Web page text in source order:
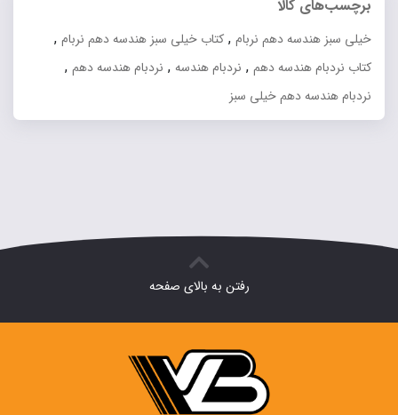
برچسب‌های کالا
خیلی سبز هندسه دهم نربام , کتاب خیلی سبز هندسه دهم نربام ,
کتاب نردبام هندسه دهم , نردبام هندسه , نردبام هندسه دهم ,
نردبام هندسه دهم خیلی سبز
رفتن به بالای صفحه